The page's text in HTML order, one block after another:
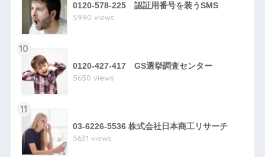
0120-578-225 認証用番号を装うSMS
5990 views
10
0120-427-417 GS選挙調査センター
5650 views
11
03-6226-5536 株式会社日本商工リサーチ
5631 views